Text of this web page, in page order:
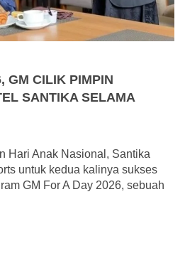
GM CILIK PIMPIN
SANTIKA SELAMA
Hari Anak Nasional, Santika
untuk kedua kalinya sukses
GM For A Day 2026, sebuah